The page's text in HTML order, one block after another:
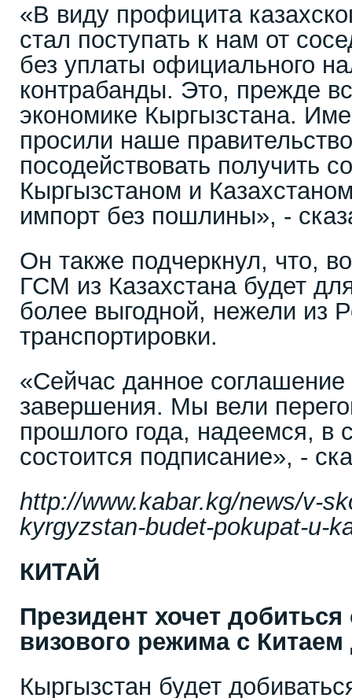
«В виду профицита
стал поступать к нам от
без уплаты официального
контрабанды. Это, прежде
экономике Кыргызстана.
просили наше
посодействовать получить
Кыргызстаном и
импорт без пошлины», -
Он также подчеркнул, что,
ГСМ из Казахстана будет
более выгодной, нежели из
транспортировки.
«Сейчас данное соглашение
завершения. Мы вели
прошлого года, надеемся, в
состоится подписание», -
http://www.kabar.kg/news/v-
kyrgyzstan-budet-pokupat-u-
КИТАЙ
Президент хочет добиться
визового режима с
Кыргызстан будет